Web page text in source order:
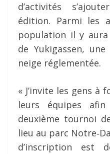
d’activités
édition. Parmi les
population il y
de Yukigassen,
neige réglementée.
« J’invite les gens
leurs équipes
deuxième tournoi
lieu au parc
d’inscription est